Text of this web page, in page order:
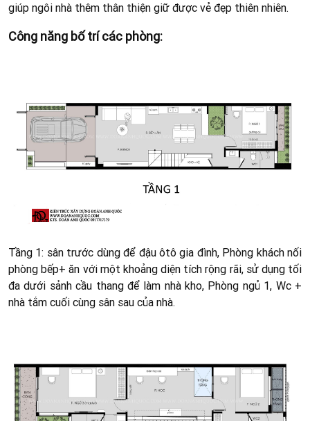
giúp ngôi nhà thêm thân thiện giữ được vẻ đẹp thiên nhiên.
Công năng bố trí các phòng:
Tầng 1: sân trước dùng để đậu ôtô gia đình, Phòng khách nối
phòng bếp+ ăn với một khoảng diện tích rộng rãi, sử dụng tối
đa dưới sảnh cầu thang để làm nhà kho, Phòng ngủ 1, Wc +
nhà tắm cuối cùng sân sau của nhà.